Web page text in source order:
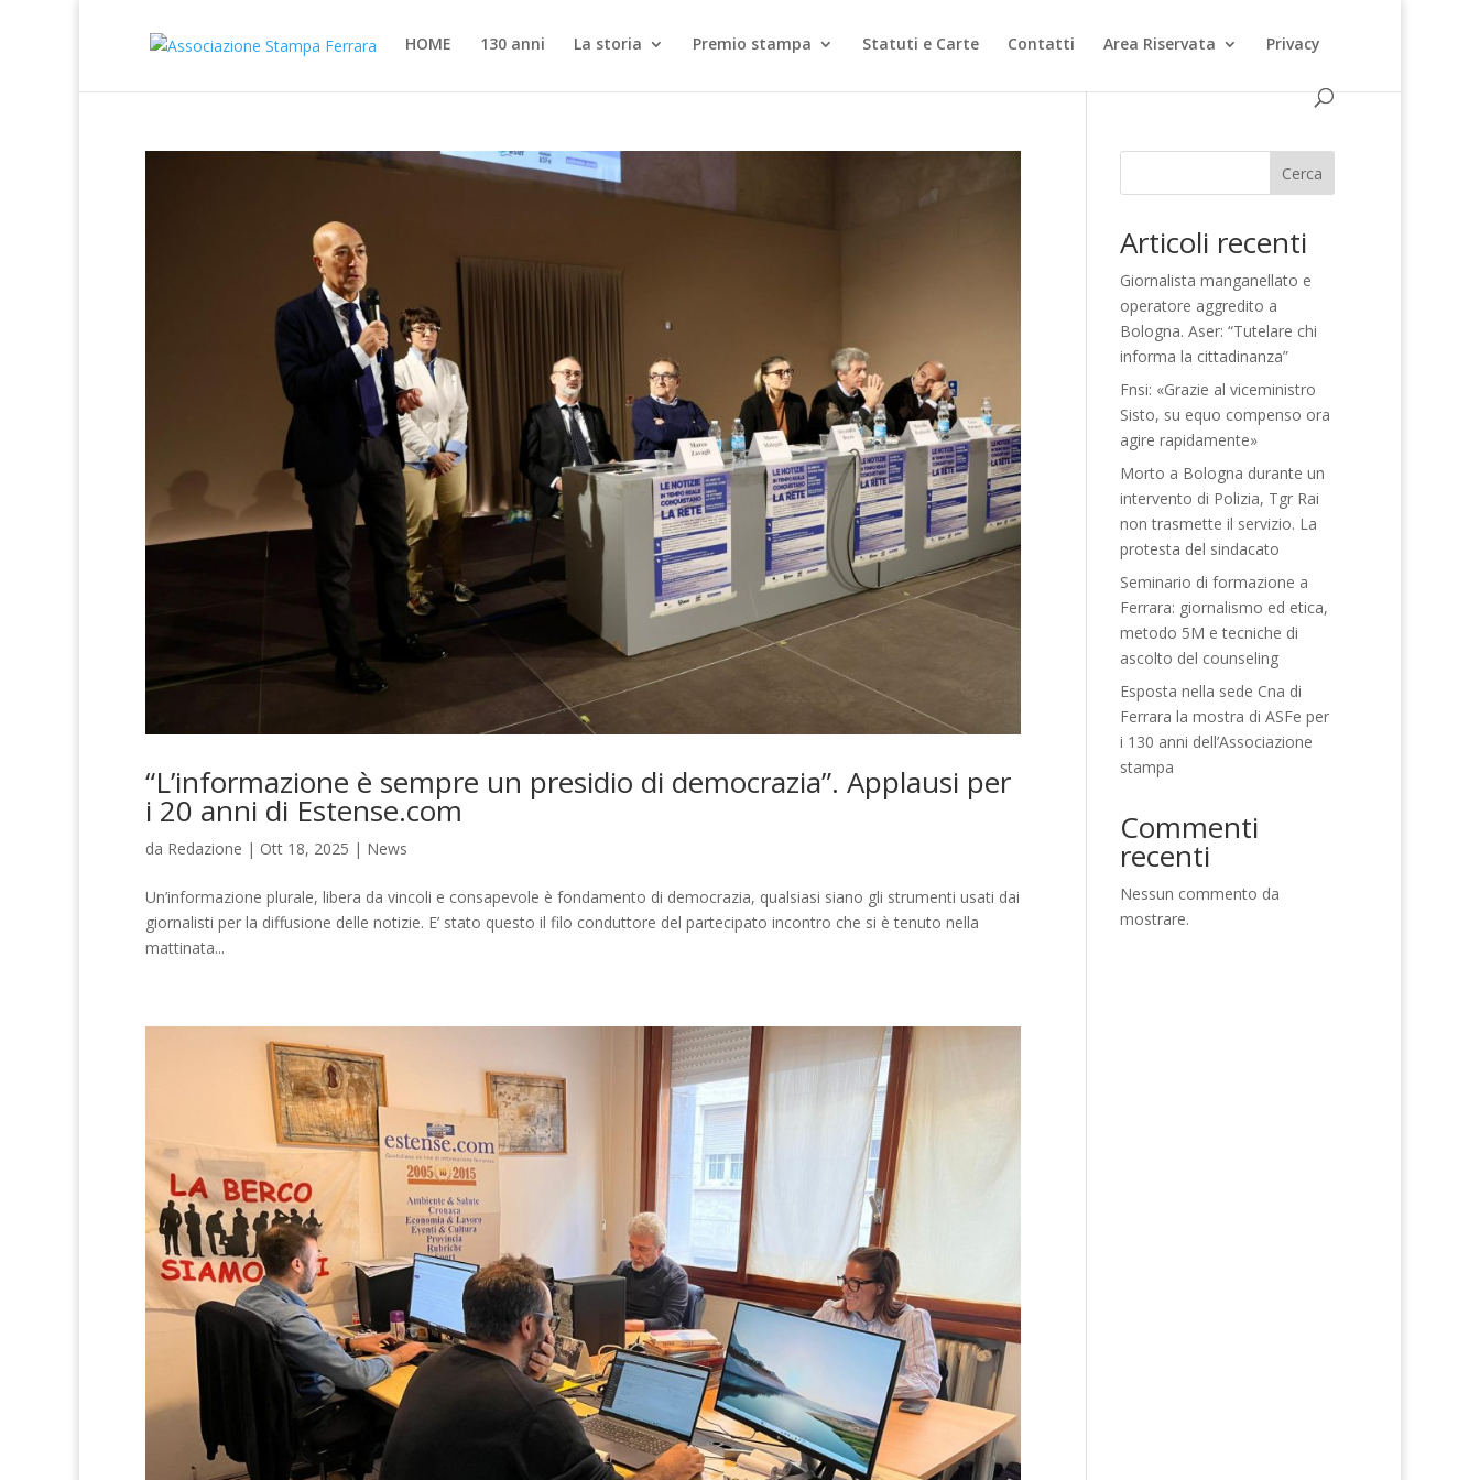
HOME 130 anni La storia Premio stampa Statuti e Carte Contatti Area Riservata Privacy
“L’informazione è sempre un presidio di democrazia”. Applausi per
i 20 anni di Estense.com
da Redazione | Ott 18, 2025 | News
Un’informazione plurale, libera da vincoli e consapevole è fondamento di democrazia, qualsiasi siano gli strumenti usati dai
giornalisti per la diffusione delle notizie. E’ stato questo il filo conduttore del partecipato incontro che si è tenuto nella
mattinata...
Cerca
Articoli recenti
Giornalista manganellato e
operatore aggredito a
Bologna. Aser: “Tutelare chi
informa la cittadinanza”
Fnsi: «Grazie al viceministro
Sisto, su equo compenso ora
agire rapidamente»
Morto a Bologna durante un
intervento di Polizia, Tgr Rai
non trasmette il servizio. La
protesta del sindacato
Seminario di formazione a
Ferrara: giornalismo ed etica,
metodo 5M e tecniche di
ascolto del counseling
Esposta nella sede Cna di
Ferrara la mostra di ASFe per
i 130 anni dell’Associazione
stampa
Commenti
recenti
Nessun commento da
mostrare.